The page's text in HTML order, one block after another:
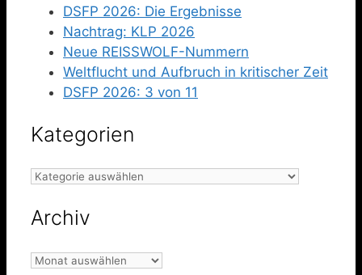
DSFP 2026: Die Ergebnisse
Nachtrag: KLP 2026
Neue REISSWOLF-Nummern
Weltflucht und Aufbruch in kritischer Zeit
DSFP 2026: 3 von 11
Kategorien
Kategorien
Archiv
Archiv